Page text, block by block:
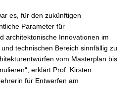
es, für den zukünftigen
Parameter für
architektonische Innovationen im
technischen Bereich sinnfällig zu
vom Masterplan bis
erklärt Prof. Kirsten
für Entwerfen am